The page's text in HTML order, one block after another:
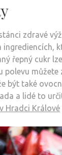
zdravé
ingrediencích,
řepný cukr
polevu
být také
a lidé to
Hradci Králové